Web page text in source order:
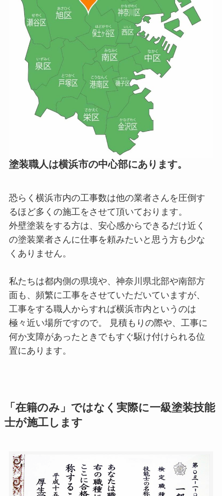
塗装職人は横浜市の中心部にあります。
恐らく横浜市内の工事数は他の業者さんを圧倒す
るほど多くの施工をさせて頂いております。
外壁塗装をする方は、安心感からできるだけ近く
の塗装業者さんに仕事を頼みたいと思う方も少な
くありません。
私たちは都内側の県境や、神奈川県北部や南部方
面も、頻繁に工事をさせていただいていますが、
工事をする職人からすれば横浜市内というのは
極々近い場所ですので。 見積もりの際や、工事に
何か支障があったときでもすぐ駆け付けられる位
置にあります。
「在籍のみ」ではなく実際に一級塗装技能
士が施工します